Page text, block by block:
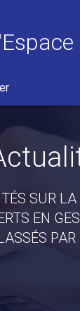
SUR
EN